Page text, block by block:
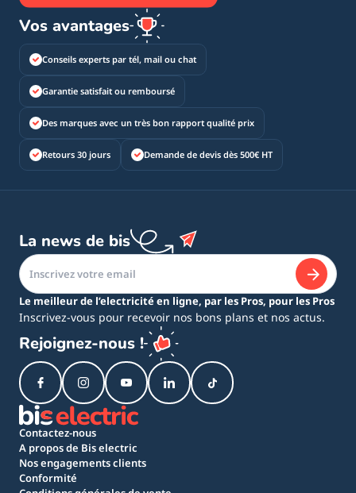
Vos avantages
Conseils experts par tél, mail ou chat
Garantie satisfait ou remboursé
Des marques avec un très bon rapport qualité prix
Retours 30 jours Demande de devis dès 500€ HT
La news de bis
Le meilleur de l’electricité en ligne, par les Pros, pour les Pros
Inscrivez-vous pour recevoir nos bons plans et nos actus.
Rejoignez-nous !
Contactez-nous
A propos de Bis electric
Nos engagements clients
Conformité